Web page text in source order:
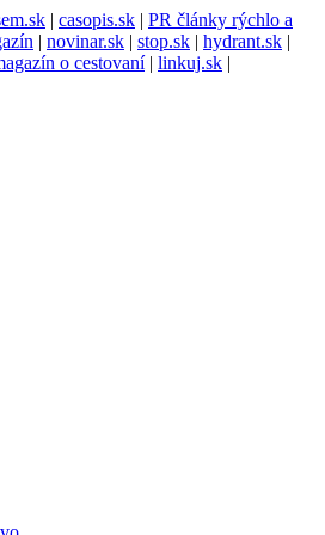
| casopis.sk | PR články rýchlo a
| novinar.sk | stop.sk | hydrant.sk |
o cestovaní| linkuj.sk |